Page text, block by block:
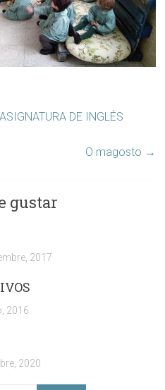
DE INGLÉS
O magosto →
gustar
2017
2016
2020